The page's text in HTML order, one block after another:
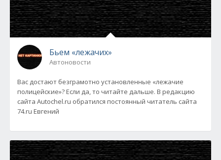
Бьем «лежачих»
Автоновости
Вас достают безграмотно установленные «лежачие
полицейские»? Если да, то читайте дальше. В редакцию
сайта Autochel.ru обратился постоянный читатель сайта
74.ru Евгений